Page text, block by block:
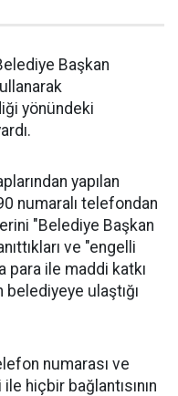
Başkan
yönündeki
yapılan
numaralı telefondan
"Belediye Başkan
ve "engelli
para ile maddi katkı
ulaştığı
numarası ve
hiçbir bağlantısının